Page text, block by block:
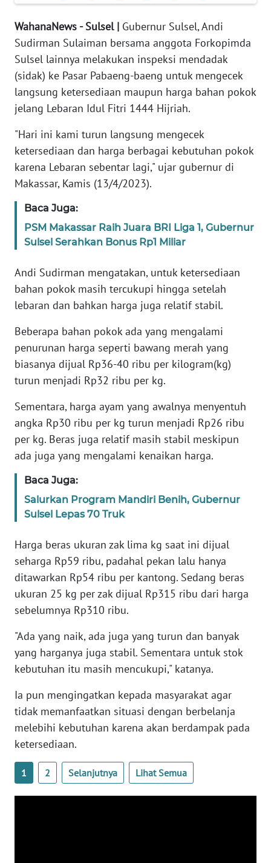
WahanaNews - Sulsel | Gubernur Sulsel, Andi
Sudirman Sulaiman bersama anggota Forkopimda
Sulsel lainnya melakukan inspeksi mendadak
(sidak) ke Pasar Pabaeng-baeng untuk mengecek
langsung ketersediaan maupun harga bahan pokok
jelang Lebaran Idul Fitri 1444 Hijriah.
"Hari ini kami turun langsung mengecek
ketersediaan dan harga berbagai kebutuhan pokok
karena Lebaran sebentar lagi," ujar gubernur di
Makassar, Kamis (13/4/2023).
Baca Juga:
PSM Makassar Raih Juara BRI Liga 1, Gubernur
Sulsel Serahkan Bonus Rp1 Miliar
Andi Sudirman mengatakan, untuk ketersediaan
bahan pokok masih tercukupi hingga setelah
lebaran dan bahkan harga juga relatif stabil.
Beberapa bahan pokok ada yang mengalami
penurunan harga seperti bawang merah yang
biasanya dijual Rp36-40 ribu per kilogram(kg)
turun menjadi Rp32 ribu per kg.
Sementara, harga ayam yang awalnya menyentuh
angka Rp30 ribu per kg turun menjadi Rp26 ribu
per kg. Beras juga relatif masih stabil meskipun
ada juga yang mengalami kenaikan harga.
Baca Juga:
Salurkan Program Mandiri Benih, Gubernur
Sulsel Lepas 70 Truk
Harga beras ukuran zak lima kg saat ini dijual
seharga Rp59 ribu, padahal pekan lalu hanya
ditawarkan Rp54 ribu per kantong. Sedang beras
ukuran 25 kg per zak dijual Rp315 ribu dari harga
sebelumnya Rp310 ribu.
"Ada yang naik, ada juga yang turun dan banyak
yang harganya juga stabil. Sementara untuk stok
kebutuhan itu masih mencukupi," katanya.
Ia pun mengingatkan kepada masyarakat agar
tidak memanfaatkan situasi dengan berbelanja
melebihi kebutuhan karena akan berdampak pada
ketersediaan.
1 2 Selanjutnya Lihat Semua
SIBER
REDAKSI
KARIR
Wahana
News
WN
JABAR
BANTEN
WN
WN
KEPRI
WN
WN
BARAT
WN
RIAU
SERAMBI
WN
WN
SULTRA
NTB